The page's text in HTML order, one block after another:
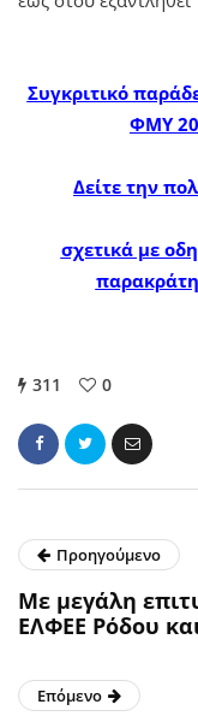
Συγκριτικό
ΦΜΥ
Δείτε την
σχετικά με
311 0
Προηγούμενο
Με μεγάλη
ΕΛΦΕΕ Ρόδου
Επόμενο